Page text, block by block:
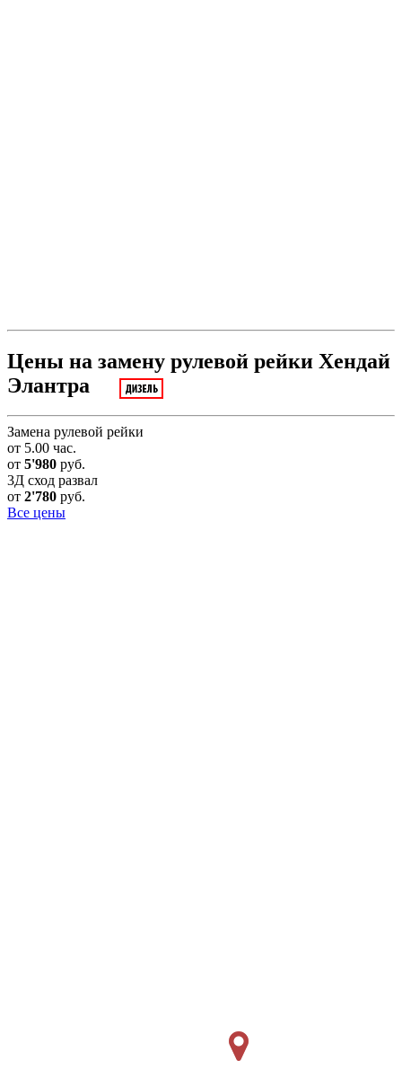
Цены на замену рулевой рейки Хендай
Элантра
Замена рулевой рейки
от 5.00 час.
от 5'980 руб.
3Д сход развал
от 2'780 руб.
Все цены